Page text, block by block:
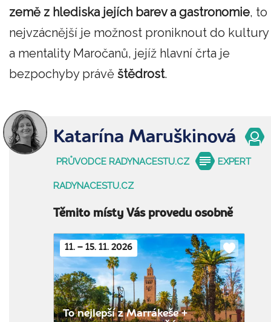
země z hlediska jejích barev a gastronomie, to
nejvzácnější je možnost proniknout do kultury
a mentality Maročanů, jejíž hlavní črta je
bezpochyby právě štědrost.
Katarína Maruškinová
PRŮVODCE RADYNACESTU.CZ EXPERT
RADYNACESTU.CZ
Těmito místy Vás provedu osobně
11. – 15. 11. 2026
Do
oblíbených
To nejlepší z Marrákeše +